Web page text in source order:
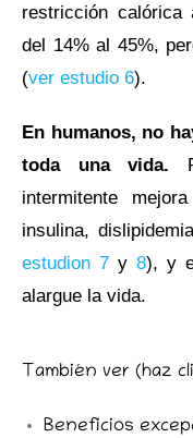
restricción calórica
del 14% al 45%,
(ver estudio 6).
En humanos, no
toda una vida.
intermitente
insulina,
estudion 7 y 8), y
alargue la vida.
También ver (haz
Beneficios